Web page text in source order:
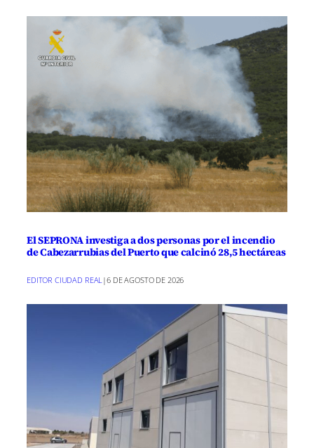
El SEPRONA investiga a dos personas por el incendio
de Cabezarrubias del Puerto que calcinó 28,5 hectáreas
EDITOR CIUDAD REAL|6 DE AGOSTO DE 2026